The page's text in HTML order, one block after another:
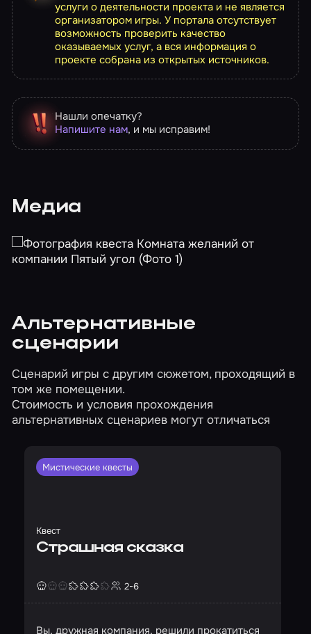
услуги о деятельности проекта и не является
организатором игры. У портала отсутствует
возможность проверить качество
оказываемых услуг, а вся информация о
проекте собрана из открытых источников.
Нашли опечатку?
Напишите нам, и мы исправим!
Медиа
Альтернативные
сценарии
Сценарий игры с другим сюжетом, проходящий в
том же помещении.
Стоимость и условия прохождения
альтернативных сценариев могут отличаться
Мистические квесты
Квест
Страшная сказка
2-6
Вы, дружная компания, решили прокатиться